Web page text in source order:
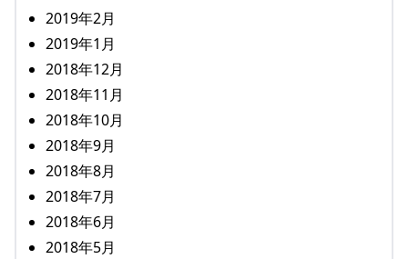
2019年2月
2019年1月
2018年12月
2018年11月
2018年10月
2018年9月
2018年8月
2018年7月
2018年6月
2018年5月